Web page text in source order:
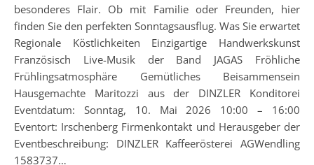
besonderes Flair. Ob mit Familie oder Freunden, hier
finden Sie den perfekten Sonntagsausflug. Was Sie erwartet
Regionale Köstlichkeiten Einzigartige Handwerkskunst
Französisch Live-Musik der Band JAGAS Fröhliche
Frühlingsatmosphäre Gemütliches Beisammensein
Hausgemachte Maritozzi aus der DINZLER Konditorei
Eventdatum: Sonntag, 10. Mai 2026 10:00 – 16:00
Eventort: Irschenberg Firmenkontakt und Herausgeber der
Eventbeschreibung: DINZLER Kaffeerösterei AGWendling
1583737…